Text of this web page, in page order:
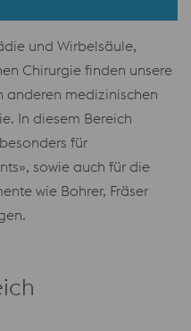
und Wirbelsäule,
Chirurgie finden unsere
anderen medizinischen
In diesem Bereich
für
sowie auch für die
wie Bohrer, Fräser